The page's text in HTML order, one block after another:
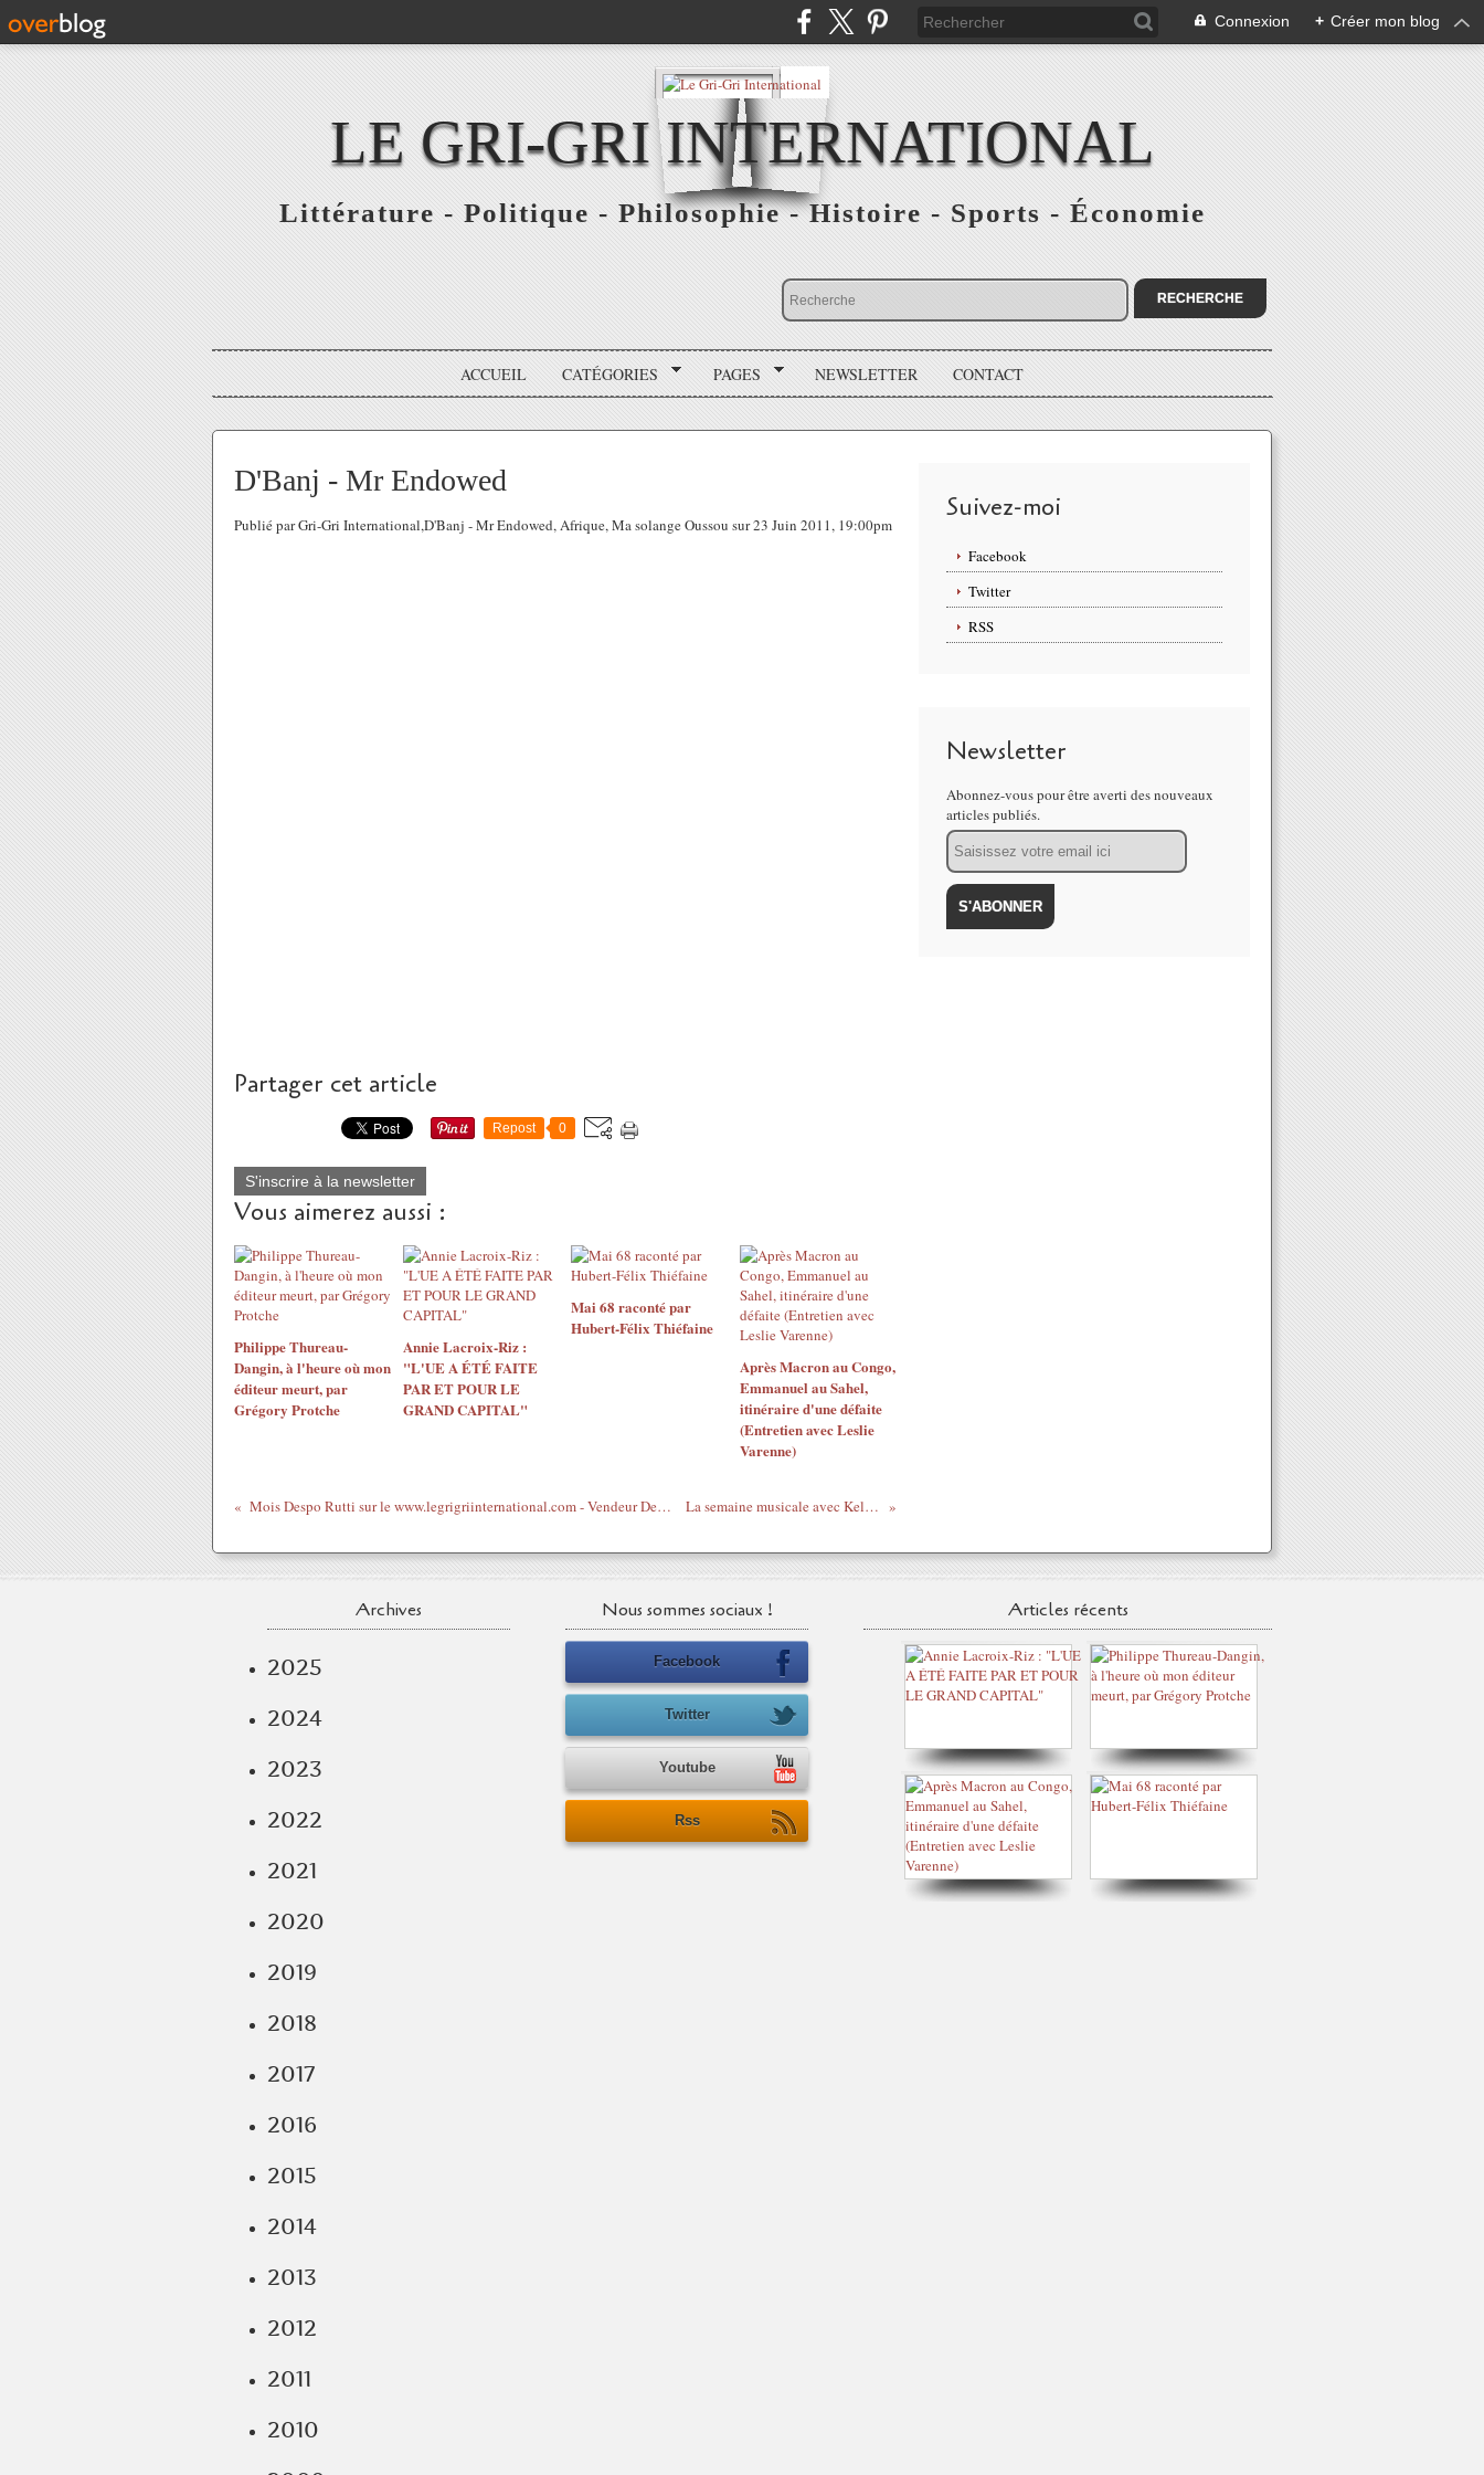
Connexion + Créer mon blog
LE GRI-GRI INTERNATIONAL
Littérature - Politique - Philosophie - Histoire - Sports - Économie
ACCUEIL CATÉGORIES PAGES NEWSLETTER CONTACT
D'Banj - Mr Endowed
Publié par Gri-Gri International,D'Banj - Mr Endowed, Afrique, Ma solange Oussou sur 23 Juin 2011, 19:00pm
Partager cet article
Repost 0
S'inscrire à la newsletter
Vous aimerez aussi :
Philippe Thureau-
Dangin, à l'heure où mon
éditeur meurt, par
Grégory Protche
Annie Lacroix-Riz :
"L'UE A ÉTÉ FAITE
PAR ET POUR LE
GRAND CAPITAL"
Mai 68 raconté par
Hubert-Félix Thiéfaine
Après Macron au Congo,
Emmanuel au Sahel,
itinéraire d'une défaite
(Entretien avec Leslie
Varenne)
Mois Despo Rutti sur le www.legrigriinternational.com - Vendeur De Nah Nah (Feat Kaaris) La semaine musicale avec Kelis : Trick Me
Suivez-moi
Facebook
Twitter
RSS
Newsletter
Abonnez-vous pour être averti des nouveaux
articles publiés.
Email
Archives
2025
2024
2023
2022
2021
2020
2019
2018
2017
2016
2015
2014
2013
2012
2011
2010
Nous sommes sociaux !
Facebook
Twitter
Youtube
Rss
Articles récents